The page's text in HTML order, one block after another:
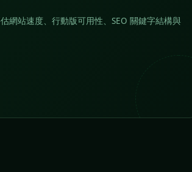
網站速度、行動版可用性、SEO 關鍵字結構與